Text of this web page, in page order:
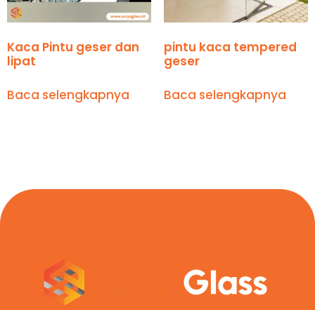
Kaca Pintu geser dan
lipat
Baca selengkapnya
pintu kaca tempered
geser
Baca selengkapnya